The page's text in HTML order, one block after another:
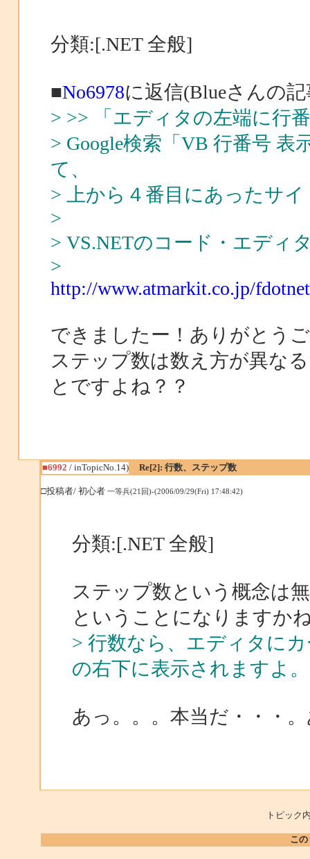
分類:[.NET 全般]
■No6978に返信(Blueさんの記
> >> 「エディタの左端に行
> Google検索「VB 行番号
て、
> 上から４番目にあったサイ
>
> VS.NETのコード・エディ
>
http://www.atmarkit.co.jp/
できましたー！ありがとう
ステップ数は数え方が異な
とですよね？？
■6992 / inTopicNo.14) Re[2]: 行数、ステップ数
□投稿者/ 初心者 一等兵(21回)-(2006/09/29(Fri) 17:48:42)
分類:[.NET 全般]
ステップ数という概念は
ということになりますか
> 行数なら、エディタに
の右下に表示されますよ。
あっ。。。本当だ・・・
トピッ
こ